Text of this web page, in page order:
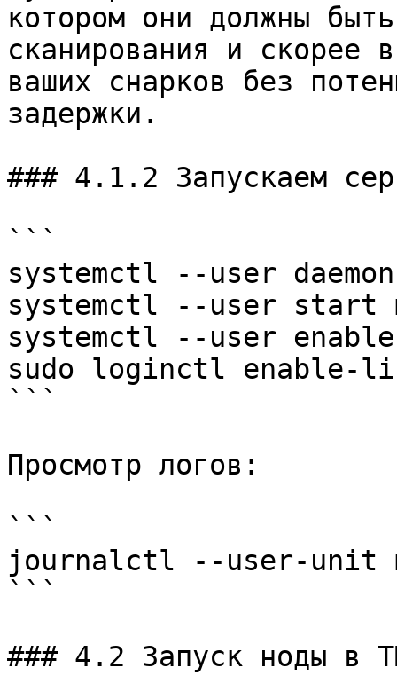
котором они должны
сканирования и скорее
ваших снарков без
задержки.
### 4.1.2 Запускаем
```
systemctl --user
systemctl --user start
systemctl --user enable
sudo loginctl enable-
```
Просмотр логов:
```
journalctl --user-unit
```
### 4.2 Запуск ноды в